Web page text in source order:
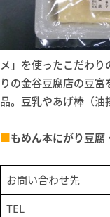
メ」を使ったこだわ
りの金谷豆腐店の豆
品。豆乳やあげ棒（油
■もめん本にがり豆腐
お問い合わせ先
TEL